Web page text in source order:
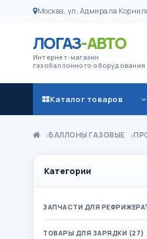
Москва, ул. Адмирала
ЛОГАЗ-АВТО
Интернет-магазин
газобаллонного оборудования
Каталог товаров
БАЛЛОНЫ ГАЗОВЫЕ
Категории
ЗАПЧАСТИ ДЛЯ
ТОВАРЫ ДЛЯ ЗАРЯДКИ (27)